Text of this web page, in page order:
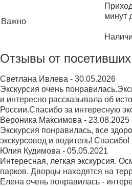
Важно
минут
Отзывы от
Светлана Ивлева - 30.05.2026
Экскурсия очень
и интересно рассказывала об
России.Спасибо за интересную
Вероника Максимова - 23.08.2025
Экскурсия понравилась, все
экскурсовод и водитель! Спасибо!
Юлия Кудимова - 05.05.2021
Интересная, легкая экскурсия.
парков. Дворцы находятся на
Елена очень понравилась -